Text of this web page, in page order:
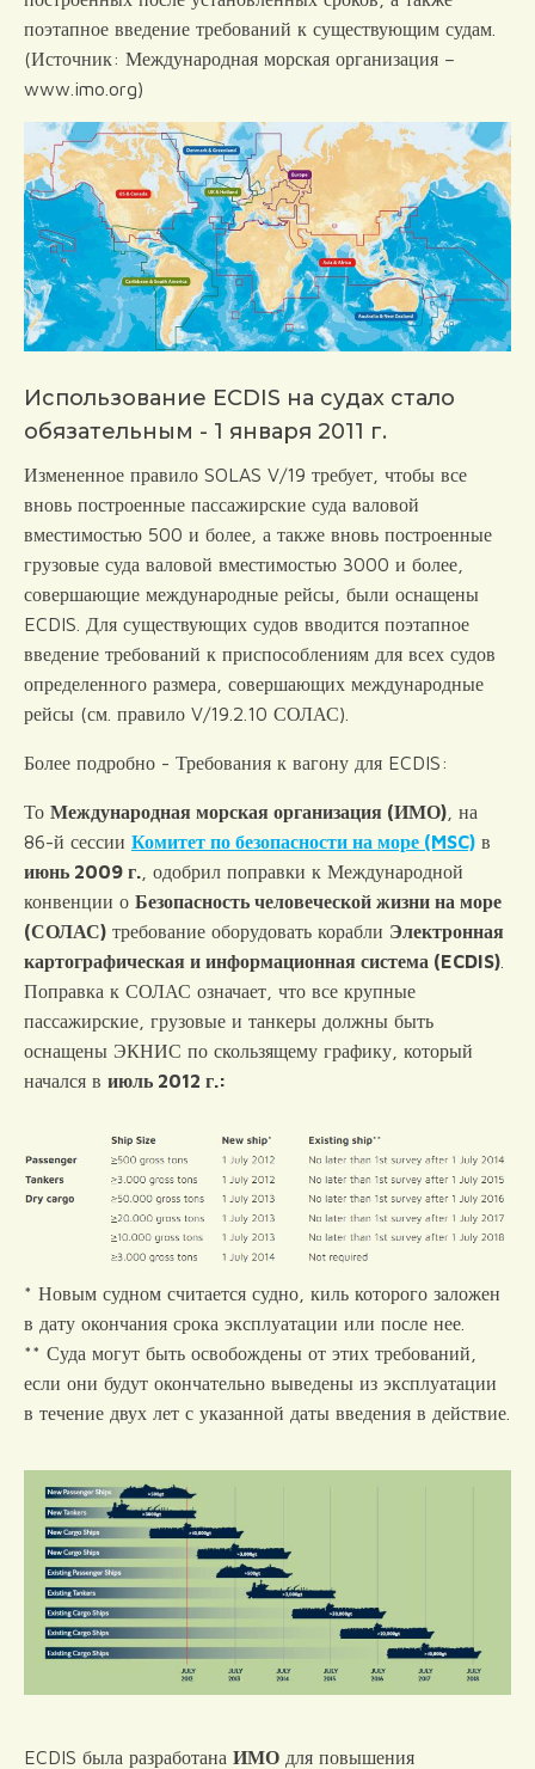
поэтапное введение требований к существующим судам.
(Источник: Международная морская организация –
www.imo.org)
Использование ECDIS на судах стало
обязательным - 1 января 2011 г.
Измененное правило SOLAS V/19 требует, чтобы все
вновь построенные пассажирские суда валовой
вместимостью 500 и более, а также вновь построенные
грузовые суда валовой вместимостью 3000 и более,
совершающие международные рейсы, были оснащены
ECDIS. Для существующих судов вводится поэтапное
введение требований к приспособлениям для всех судов
определенного размера, совершающих международные
рейсы (см. правило V/19.2.10 СОЛАС).
Более подробно - Требования к вагону для ECDIS:
То Международная морская организация (ИМО) , на
86-й сессии Комитет по безопасности на море (MSC) в
июнь 2009 г. , одобрил поправки к Международной
конвенции о Безопасность человеческой жизни на море
(СОЛАС) требование оборудовать корабли Электронная
картографическая и информационная система (ECDIS)
Поправка к СОЛАС означает, что все крупные
пассажирские, грузовые и танкеры должны быть
оснащены ЭКНИС по скользящему графику, который
начался в июль 2012 г.:
* Новым судном считается судно, киль которого заложен
в дату окончания срока эксплуатации или после нее.
** Суда могут быть освобождены от этих требований,
если они будут окончательно выведены из эксплуатации
в течение двух лет с указанной даты введения в действие.
ECDIS была разработана ИМО для повышения